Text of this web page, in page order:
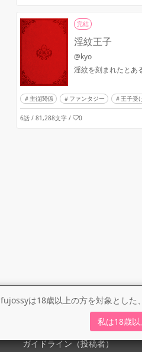
fujossyは18歳以上の方を対象とした
私は18歳
完結
淫紋王子
@kyo
淫紋を刻まれたとあ
主従関係 ファンタジー 王子受
6話 / 81,288文字/ 0
ガイドライン（投稿者）